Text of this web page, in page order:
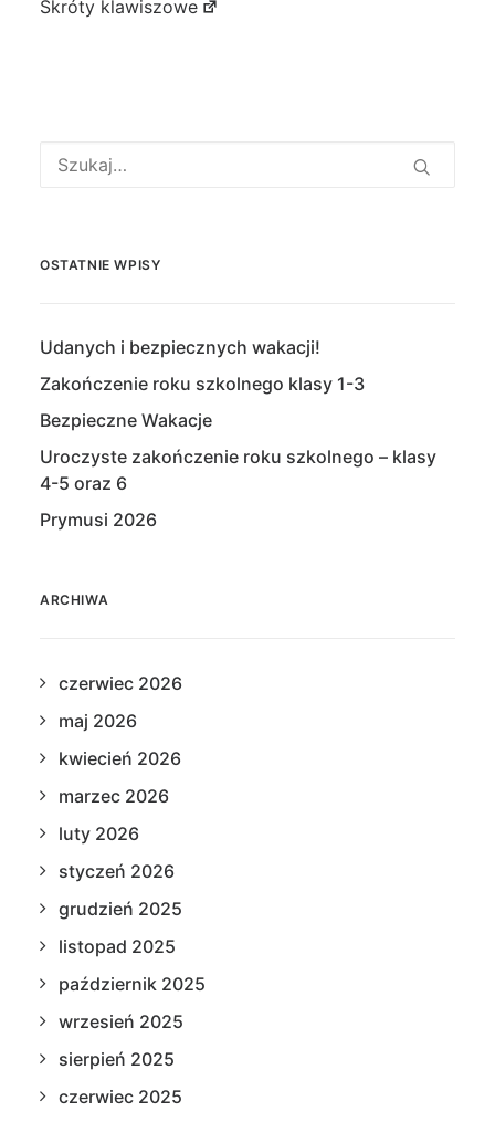
Skróty klawiszowe
OSTATNIE WPISY
Udanych i bezpiecznych wakacji!
Zakończenie roku szkolnego klasy 1-3
Bezpieczne Wakacje
Uroczyste zakończenie roku szkolnego – klasy
4-5 oraz 6
Prymusi 2026
ARCHIWA
czerwiec 2026
maj 2026
kwiecień 2026
marzec 2026
luty 2026
styczeń 2026
grudzień 2025
listopad 2025
październik 2025
wrzesień 2025
sierpień 2025
czerwiec 2025